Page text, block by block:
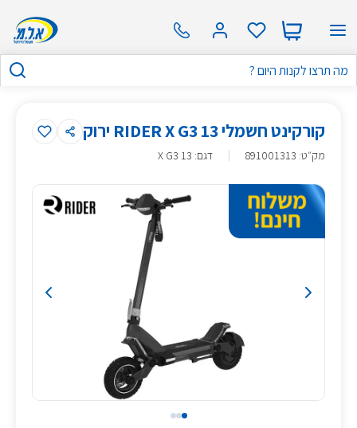
קורקינט חשמלי RIDER X G3 13 ירוק
מק״ט:
891001313 דגם: X G3 13